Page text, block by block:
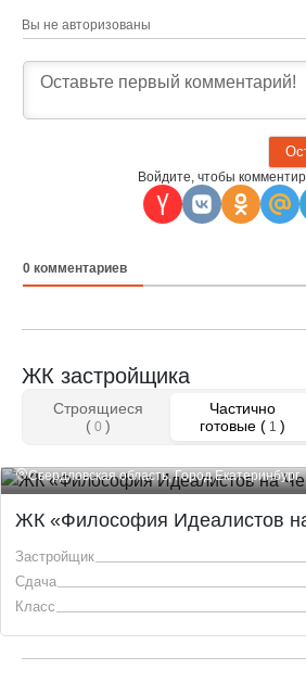
Вы не авторизованы
Войдите, чтобы
0 комментариев
ЖК застройщика
Строящиеся
( 0 )
Частично
готовые ( 1 )
Свердловская область, Город Екатеринбург
ЖК «Философия Идеалистов
Застройщик
Сдача
Класс